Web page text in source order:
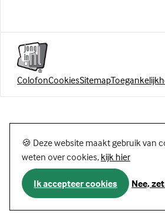
ColofonCookiesSitemap
🍪 Deze website maakt gebruik van
weten over cookies, kijk hier
Ik accepteer cookies Nee,